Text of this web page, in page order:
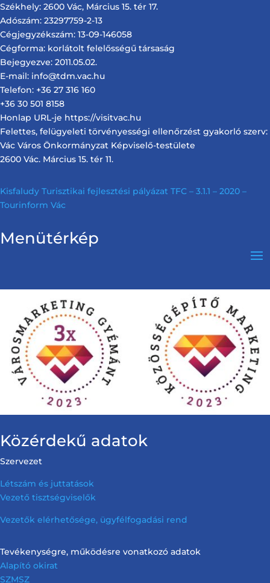
Székhely: 2600 Vác, Március 15. tér 17.
Adószám: 23297759-2-13
Cégjegyzékszám: 13-09-146058
Cégforma: korlátolt felelősségű társaság
Bejegyezve: 2011.05.02.
E-mail: info@tdm.vac.hu
Telefon: +36 27 316 160
+36 30 501 8158
Honlap URL-je https://visitvac.hu
Felettes, felügyeleti törvényességi ellenőrzést gyakorló szerv:
Vác Város Önkormányzat Képviselő-testülete
2600 Vác. Március 15. tér 11.
Kisfaludy Turisztikai fejlesztési pályázat TFC – 3.1.1 – 2020 –
Tourinform Vác
Menütérkép
Közérdekű adatok
Szervezet
Létszám és juttatások
Vezető tisztségviselők
Vezetők elérhetősége, ügyfélfogadási rend
Tevékenységre, működésre vonatkozó adatok
Alapító okirat
SZMSZ